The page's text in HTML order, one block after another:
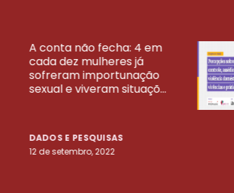
A conta não fecha: 4 em
cada dez mulheres já
sofreram importunação
sexual e viveram situaçõ...
DADOS E PESQUISAS
12 de setembro, 2022